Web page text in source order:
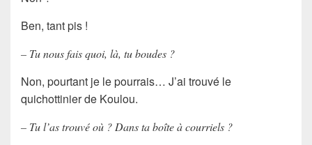
Ben, tant pis !
– Tu nous fais quoi, là, tu boudes ?
Non, pourtant je le pourrais… J’ai trouvé le
quichottinier de Koulou.
– Tu l’as trouvé où ? Dans ta boîte à courriels ?